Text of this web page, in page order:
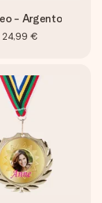
- Argento
24,99 €